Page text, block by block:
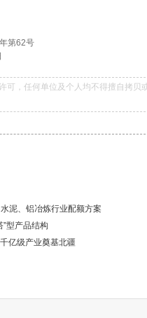
第62号
可，任何单位及个人均不得擅自拷
泥、铝冶炼行业配额方案
型产品结构
亿级产业奠基北疆